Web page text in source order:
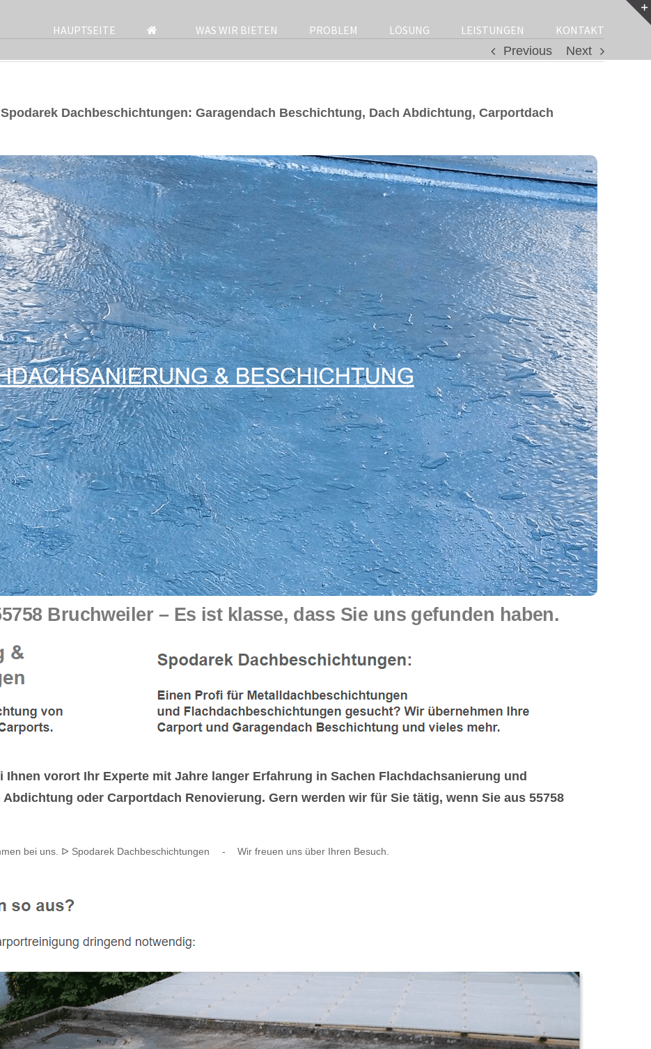
HAUPTSEITE WAS WIR BIETEN PROBLEM LÖSUNG LEISTUNGEN
KONTAKT
Previous
Next
Dachbeschichtungen: Garagendach Beschichtung, Dach Abdichtung, Carportdach
Bruchweiler – Es ist klasse, dass Sie uns gefunden haben.
vorort Ihr Experte mit Jahre langer Erfahrung in Sachen Flachdachsanierung und
oder Carportdach Renovierung. Gern werden wir für Sie tätig, wenn Sie aus 55758
bei uns. ᐅ Spodarek Dachbeschichtungen - Wir freuen uns über Ihren Besuch.